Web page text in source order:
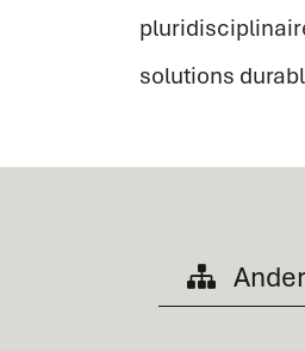
solutions